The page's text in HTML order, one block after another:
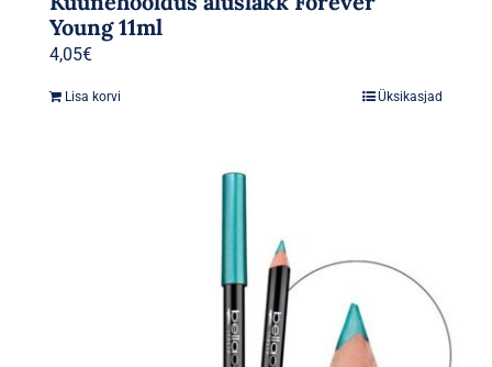
Young 11ml
4,05€
Lisa korvi Üksikasjad